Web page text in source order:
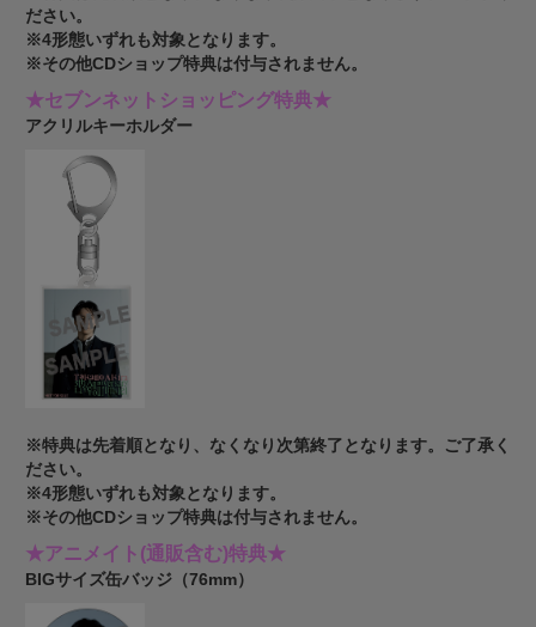
ださい。
※4形態いずれも対象となります。
※その他CDショップ特典は付与されません。
★セブンネットショッピング特典★
アクリルキーホルダー
※特典は先着順となり、なくなり次第終了となります。ご了承く
ださい。
※4形態いずれも対象となります。
※その他CDショップ特典は付与されません。
★アニメイト(通販含む)特典★
BIGサイズ缶バッジ（76mm）